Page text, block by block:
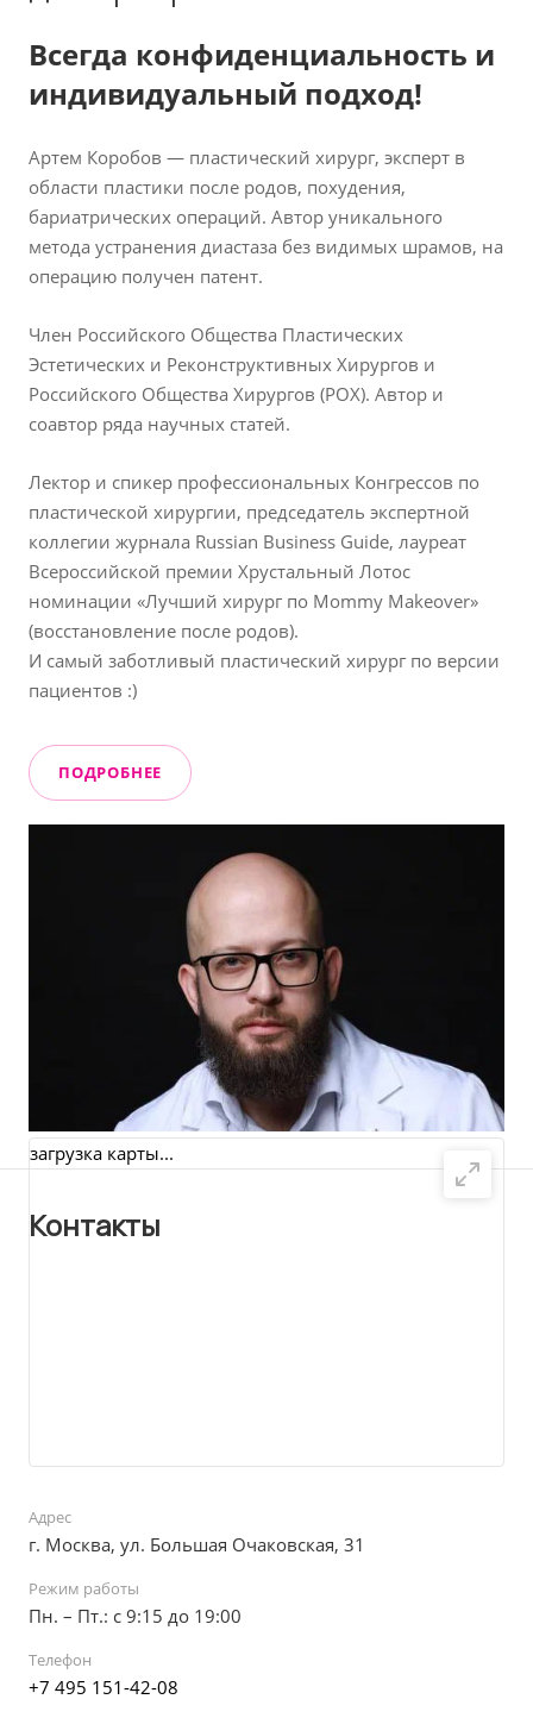
Всегда конфиденциальность и
индивидуальный подход!
Артем Коробов — пластический хирург, эксперт в
области пластики после родов, похудения,
бариатрических операций. Автор уникального
метода устранения диастаза без видимых шрамов, на
операцию получен патент.
Член Российского Общества Пластических
Эстетических и Реконструктивных Хирургов и
Российского Общества Хирургов (РОХ). Автор и
соавтор ряда научных статей.
Лектор и спикер профессиональных Конгрессов по
пластической хирургии, председатель экспертной
коллегии журнала Russian Business Guide, лауреат
Всероссийской премии Хрустальный Лотос
номинации «Лучший хирург по Mommy Makeover»
(восстановление после родов).
И самый заботливый пластический хирург по версии
пациентов :)
ПОДРОБНЕЕ
Контакты
Адрес
г. Москва, ул. Большая Очаковская, 31
Режим работы
Пн. – Пт.: с 9:15 до 19:00
Телефон
+7 495 151-42-08
загрузка карты...